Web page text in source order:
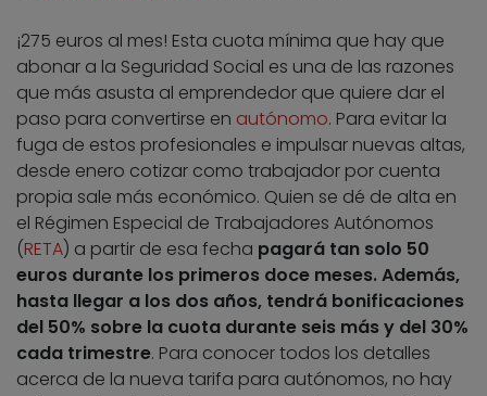
¡275 euros al mes! Esta cuota mínima que hay que
abonar a la Seguridad Social es una de las razones
que más asusta al emprendedor que quiere dar el
paso para convertirse en autónomo. Para evitar la
fuga de estos profesionales e impulsar nuevas altas,
desde enero cotizar como trabajador por cuenta
propia sale más económico. Quien se dé de alta en
el Régimen Especial de Trabajadores Autónomos
(RETA) a partir de esa fecha pagará tan solo 50
euros durante los primeros doce meses. Además,
hasta llegar a los dos años, tendrá bonificaciones
del 50% sobre la cuota durante seis más y del 30%
cada trimestre. Para conocer todos los detalles
acerca de la nueva tarifa para autónomos, no hay